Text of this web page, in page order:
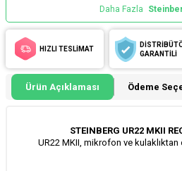
Daha Fazla
HIZLI TESLİMAT
GARANTİLİ
Ürün Açıklaması Ödeme
STEINBERG UR22 MKII
UR22 MKII, mikrofon ve